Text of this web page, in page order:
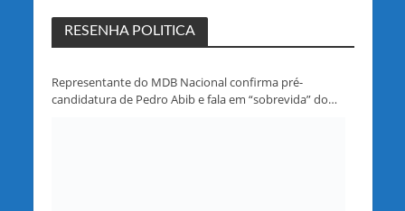
RESENHA POLITICA
Representante do MDB Nacional confirma pré-
candidatura de Pedro Abib e fala em “sobrevida” do